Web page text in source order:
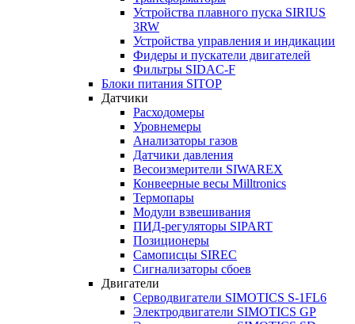
Устройства плавного пуска SIRIUS
3RW
Устройства управления и индикации
Фидеры и пускатели двигателей
Фильтры SIDAC-F
Блоки питания SITOP
Датчики
Расходомеры
Уровнемеры
Анализаторы газов
Датчики давления
Весоизмерители SIWAREX
Конвеерные весы Milltronics
Термопары
Модули взвешивания
ПИД-регуляторы SIPART
Позиционеры
Самописцы SIREC
Сигнализаторы сбоев
Двигатели
Серводвигатели SIMOTICS S-1FL6
Электродвигатели SIMOTICS GP